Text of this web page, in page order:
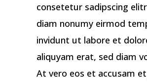
consetetur sadipscing
diam nonumy eirmod
invidunt ut labore et
aliquyam erat, sed diam
At vero eos et accusam